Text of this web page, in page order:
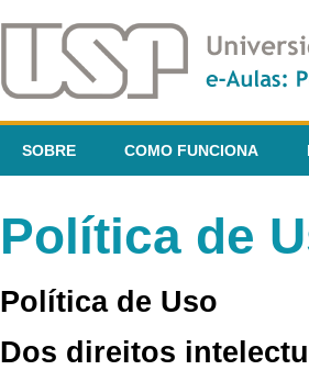
SOBRE COMO FUNCIONA
Política de
Política de Uso
Dos direitos